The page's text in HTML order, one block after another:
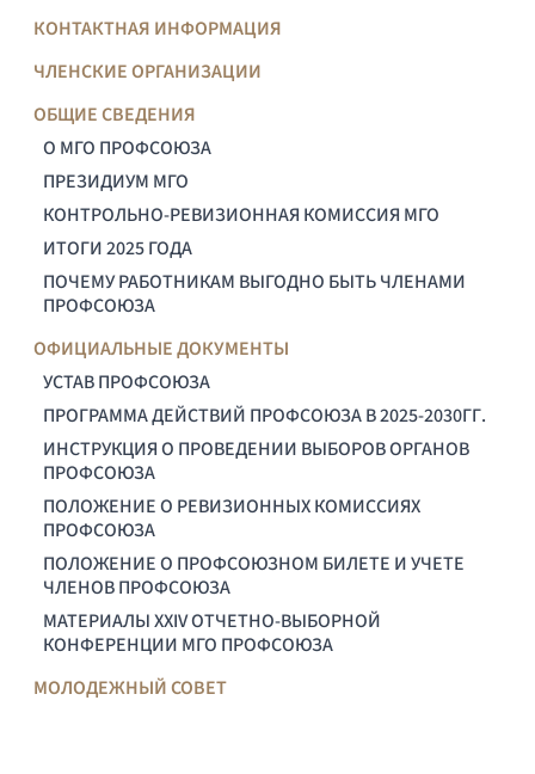
КОНТАКТНАЯ ИНФОРМАЦИЯ
ЧЛЕНСКИЕ ОРГАНИЗАЦИИ
ОБЩИЕ СВЕДЕНИЯ
О МГО ПРОФСОЮЗА
ПРЕЗИДИУМ МГО
КОНТРОЛЬНО-РЕВИЗИОННАЯ КОМИССИЯ МГО
ИТОГИ 2025 ГОДА
ПОЧЕМУ РАБОТНИКАМ ВЫГОДНО БЫТЬ ЧЛЕНАМИ
ПРОФСОЮЗА
ОФИЦИАЛЬНЫЕ ДОКУМЕНТЫ
УСТАВ ПРОФСОЮЗА
ПРОГРАММА ДЕЙСТВИЙ ПРОФСОЮЗА В 2025-2030ГГ.
ИНСТРУКЦИЯ О ПРОВЕДЕНИИ ВЫБОРОВ ОРГАНОВ
ПРОФСОЮЗА
ПОЛОЖЕНИЕ О РЕВИЗИОННЫХ КОМИССИЯХ
ПРОФСОЮЗА
ПОЛОЖЕНИЕ О ПРОФСОЮЗНОМ БИЛЕТЕ И УЧЕТЕ
ЧЛЕНОВ ПРОФСОЮЗА
МАТЕРИАЛЫ XXIV ОТЧЕТНО-ВЫБОРНОЙ
КОНФЕРЕНЦИИ МГО ПРОФСОЮЗА
МОЛОДЕЖНЫЙ СОВЕТ